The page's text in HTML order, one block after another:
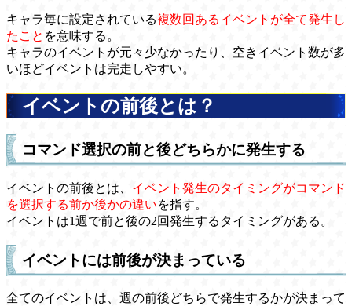
キャラ毎に設定されている複数回あるイベントが全て発生し
たこと を意味する。
キャラのイベントが元々少なかったり、空きイベント数が多
いほどイベントは完走しやすい。
イベントの前後とは？
コマンド選択の前と後どちらかに発生する
イベントの前後とは、 イベント発生のタイミングがコマンド
を選択する前か後かの違いを指す。
イベントは1週で前と後の2回発生するタイミングがある。
イベントには前後が決まっている
全てのイベントは、週の前後どちらで発生するかが決まって